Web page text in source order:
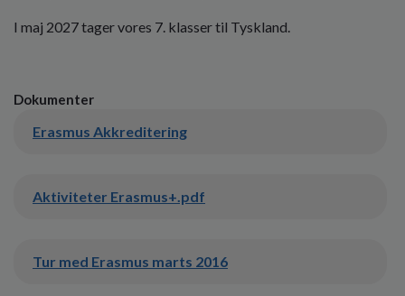
I maj 2027 tager vores 7. klasser til Tyskland.
Dokumenter
Erasmus Akkreditering
Aktiviteter Erasmus+.pdf
Tur med Erasmus marts 2016